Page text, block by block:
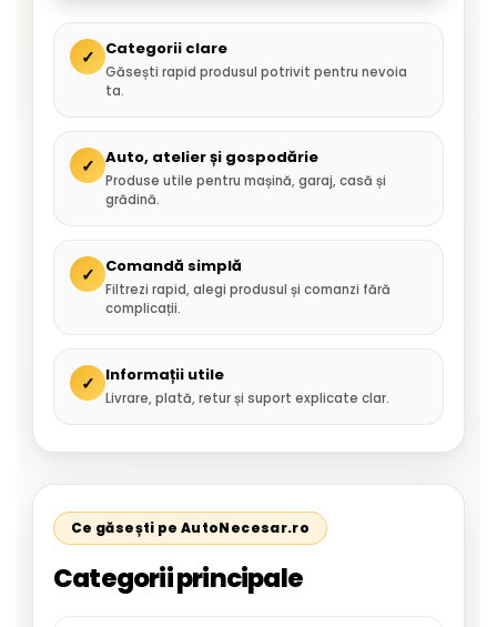
✓ Categorii clare
Găsești rapid produsul potrivit pentru nevoia
ta.
✓ Auto, atelier și gospodărie
Produse utile pentru mașină, garaj, casă și
grădină.
✓ Comandă simplă
Filtrezi rapid, alegi produsul și comanzi fără
complicații.
✓ Informații utile
Livrare, plată, retur și suport explicate clar.
Ce găsești pe AutoNecesar.ro
Categorii principale